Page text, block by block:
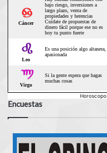
Horoscopo
Encuestas